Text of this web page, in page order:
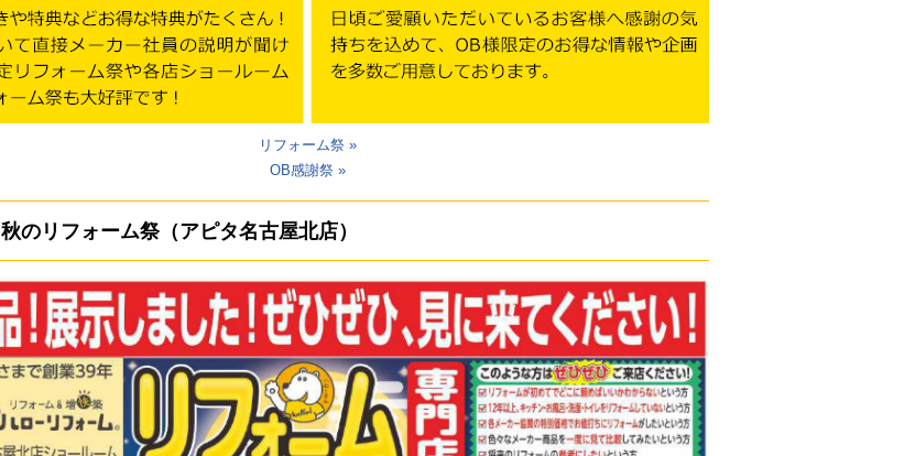
リフォーム祭 »
OB感謝祭 »
秋のリフォーム祭（アピタ名古屋北店）